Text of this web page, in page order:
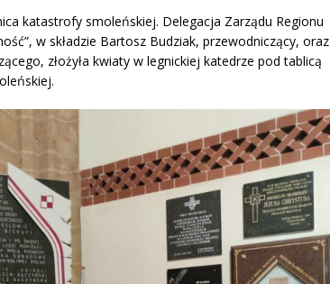
katastrofy smoleńskiej. Delegacja Zarządu Regionu
w składzie Bartosz Budziak, przewodniczący, oraz
złożyła kwiaty w legnickiej katedrze pod tablicą